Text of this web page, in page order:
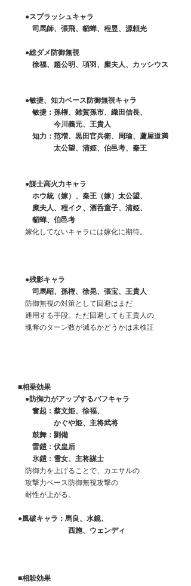
●スプラッシュキャラ
司馬師、張飛、貂蝉、程昱、源頼光
●総ダメ防御無視
徐福、趙公明、項羽、糜夫人、カッシウス
●敏捷、知力ベース防御無視キャラ
敏捷：孫権、雑賀孫市、織田信長、
今川義元、王貴人
知力：范増、黒田官兵衛、周瑜、蘆屋道満
太公望、清姫、伯邑考、秦王
●謀士高火力キャラ
ホウ統（嫁）、秦王（嫁）太公望、
糜夫人、程イク、酒呑童子、清姫、
貂蝉、伯邑考
嫁化してないキャラには嫁化に期待。
●残影キャラ
司馬昭、孫権、徐晃、張宝、王貴人
防御無視の対策として回避はまだ
通用する手段。ただ回避しても王貴人の
魂奪のターン数が減るかどうかは未検証
■相乗効果
●防御力がアップするバフキャラ
奮起：蔡文姫、徐福、
かぐや姫、主将武将
鼓舞：劉備
雷鎧：伏皇后
氷鎧：雪女、主将謀士
防御力を上げることで、カエサルの
攻撃力ベース防御無視攻撃の
耐性が上がる。
●風破キャラ：馬良、水鏡、
西施、ウェンディ
■相殺効果